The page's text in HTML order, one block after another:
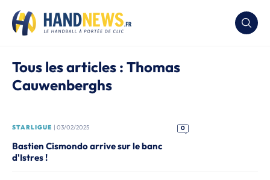
Tous les articles : Thomas
Cauwenberghs
STARLIGUE | 03/02/2025 0
Bastien Cismondo arrive sur le banc
d'Istres !